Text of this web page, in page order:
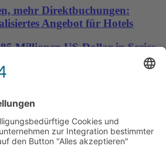
mehr Direktbuchungen:
Angebot für Hotels
Millionen US-Dollar in Series-
um die Datengrundlage für